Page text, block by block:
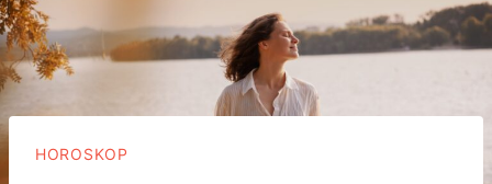
HOROSKOP